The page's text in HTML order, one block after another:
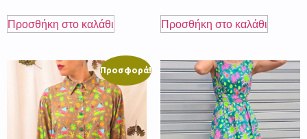
Προσθήκη στο καλάθι Προσθήκη στο καλάθι
Προσφορά!